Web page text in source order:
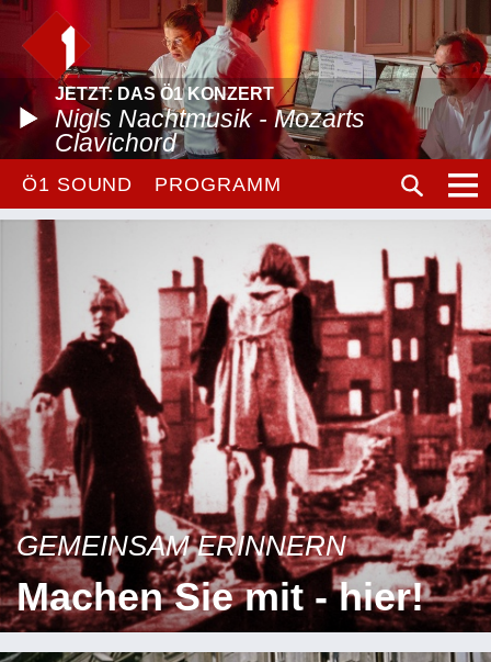
JETZT: DAS Ö1 KONZERT
Nigls Nachtmusik - Mozarts
Clavichord
Ö1 SOUND PROGRAMM
GEMEINSAM ERINNERN
Machen Sie mit - hier!